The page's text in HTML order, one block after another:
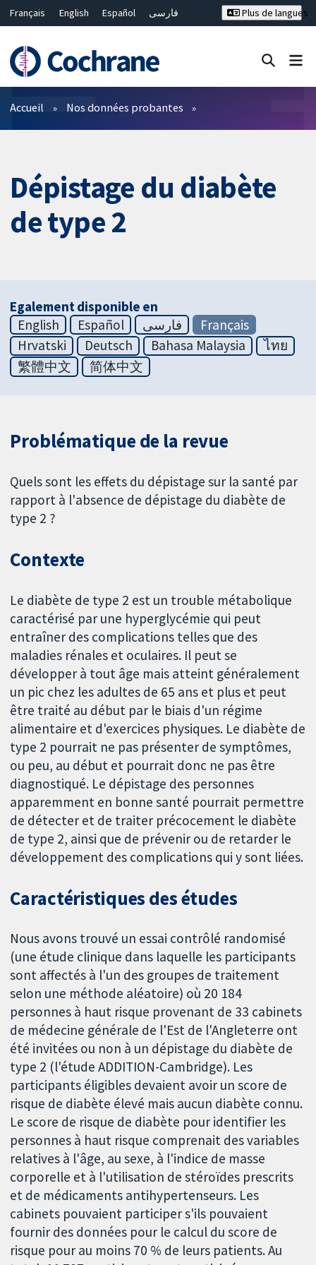
Français English Español
فارسی
Bahasa Malaysia
ไทย
繁體中文
简体中文
Plus de langues
Filtres
Accueil Nos données probantes
Dépistage du diabète
de type 2
Egalement disponible en
English
Español فارسی
Français
Hrvatski
Deutsch Bahasa Malaysia
ไทย
繁體中文
简体中文
Problématique de la revue
Quels sont les effets du dépistage sur la santé par
rapport à l'absence de dépistage du diabète de
type 2 ?
Contexte
Le diabète de type 2 est un trouble métabolique
caractérisé par une hyperglycémie qui peut
entraîner des complications telles que des
maladies rénales et oculaires. Il peut se
développer à tout âge mais atteint généralement
un pic chez les adultes de 65 ans et plus et peut
être traité au début par le biais d'un régime
alimentaire et d'exercices physiques. Le diabète de
type 2 pourrait ne pas présenter de symptômes,
ou peu, au début et pourrait donc ne pas être
diagnostiqué. Le dépistage des personnes
apparemment en bonne santé pourrait permettre
de détecter et de traiter précocement le diabète
de type 2, ainsi que de prévenir ou de retarder le
développement des complications qui y sont liées.
Caractéristiques des études
Nous avons trouvé un essai contrôlé randomisé
(une étude clinique dans laquelle les participants
sont affectés à l'un des groupes de traitement
selon une méthode aléatoire) où 20 184
personnes à haut risque provenant de 33 cabinets
de médecine générale de l'Est de l'Angleterre ont
été invitées ou non à un dépistage du diabète de
type 2 (l'étude ADDITION-Cambridge). Les
participants éligibles devaient avoir un score de
risque de diabète élevé mais aucun diabète connu.
Le score de risque de diabète pour identifier les
personnes à haut risque comprenait des variables
relatives à l'âge, au sexe, à l'indice de masse
corporelle et à l'utilisation de stéroïdes prescrits
et de médicaments antihypertenseurs. Les
cabinets pouvaient participer s'ils pouvaient
fournir des données pour le calcul du score de
risque pour au moins 70 % de leurs patients. Au